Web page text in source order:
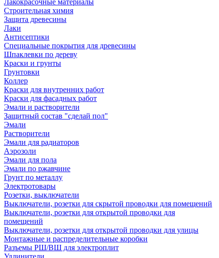
Лакокрасочные материалы
Строительная химия
Защита древесины
Лаки
Антисептики
Специальные покрытия для древесины
Шпаклевки по дереву
Краски и грунты
Грунтовки
Коллер
Краски для внутренних работ
Краски для фасадных работ
Эмали и растворители
Защитный состав "сделай пол"
Эмали
Растворители
Эмали для радиаторов
Аэрозоли
Эмали для пола
Эмали по ржавчине
Грунт по металлу
Электротовары
Розетки, выключатели
Выключатели, розетки для скрытой проводки для помещений
Выключатели, розетки для открытой проводки для
помещений
Выключатели, розетки для открытой проводки для улицы
Монтажные и распределительные коробки
Разъемы РШ/ВШ для электроплит
Удлинители